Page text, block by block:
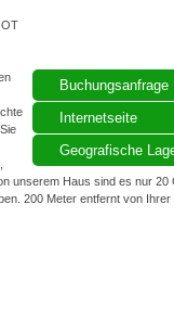
Buchungsanfrage
Internetseite
Geografische
unserem Haus sind es nur
200 Meter entfernt von